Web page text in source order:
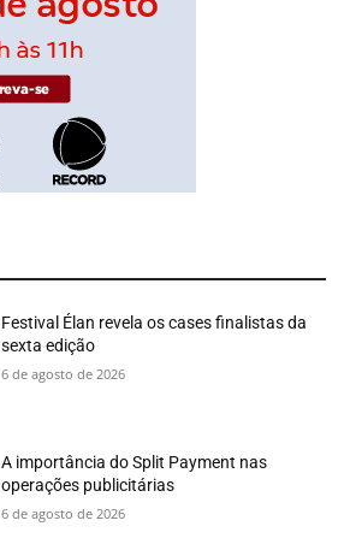
Festival Élan revela os cases finalistas da
sexta edição
6 de agosto de 2026
A importância do Split Payment nas
operações publicitárias
6 de agosto de 2026